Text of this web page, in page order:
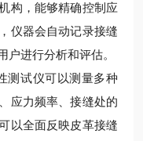
构，能够精确控制应
仪器会自动记录接缝
进行分析和评估。
测试仪可以测量多种
应力频率、接缝处的
以全面反映皮革接缝